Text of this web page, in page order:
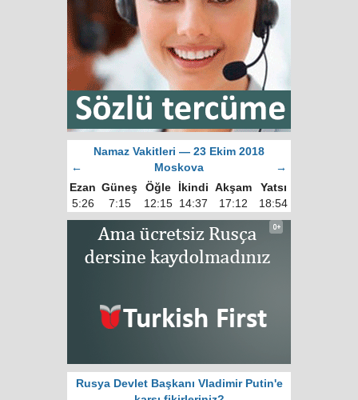
Namaz Vakitleri — 23 Ekim 2018
←
Moskova
→
Ezan Güneş Öğle İkindi Akşam
Yatsı
5:26
7:15 12:15 14:37 17:12 18:54
Rusya Devlet Başkanı Vladimir Putin'e